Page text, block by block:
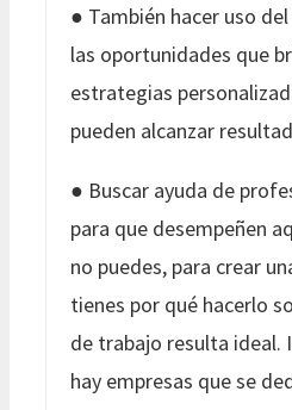
● También hacer uso
las oportunidades que
estrategias
pueden alcanzar
● Buscar ayuda de
para que desempeñen
no puedes, para crear
tienes por qué hacerlo
de trabajo resulta ideal.
hay empresas que se